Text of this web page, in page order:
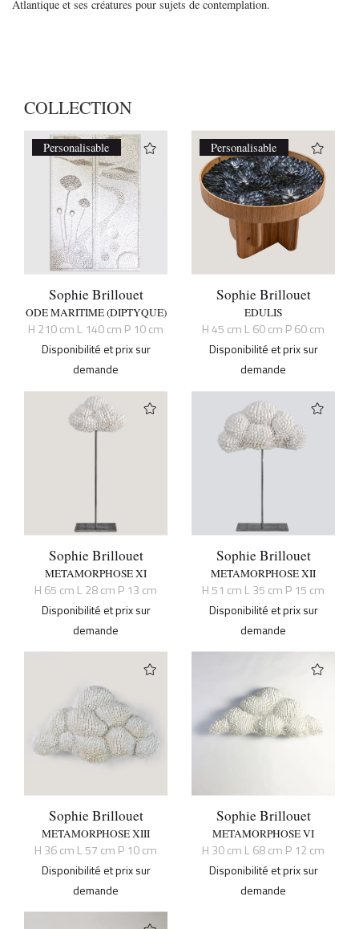
Atlantique et ses créatures pour sujets de contemplation.
COLLECTION
Personalisable
Sophie Brillouet
ODE MARITIME (DIPTYQUE)
H 210 cm L 140 cm P 10 cm
Disponibilité et prix sur
demande
Personalisable
Sophie Brillouet
EDULIS
H 45 cm L 60 cm P 60 cm
Disponibilité et prix sur
demande
Sophie Brillouet
METAMORPHOSE XI
H 65 cm L 28 cm P 13 cm
Disponibilité et prix sur
demande
Sophie Brillouet
METAMORPHOSE XII
H 51 cm L 35 cm P 15 cm
Disponibilité et prix sur
demande
Sophie Brillouet
METAMORPHOSE XIII
H 36 cm L 57 cm P 10 cm
Disponibilité et prix sur
demande
Sophie Brillouet
METAMORPHOSE VI
H 30 cm L 68 cm P 12 cm
Disponibilité et prix sur
demande